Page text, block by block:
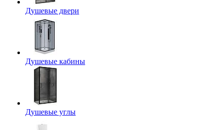
Душевые двери
Душевые кабины
Душевые углы